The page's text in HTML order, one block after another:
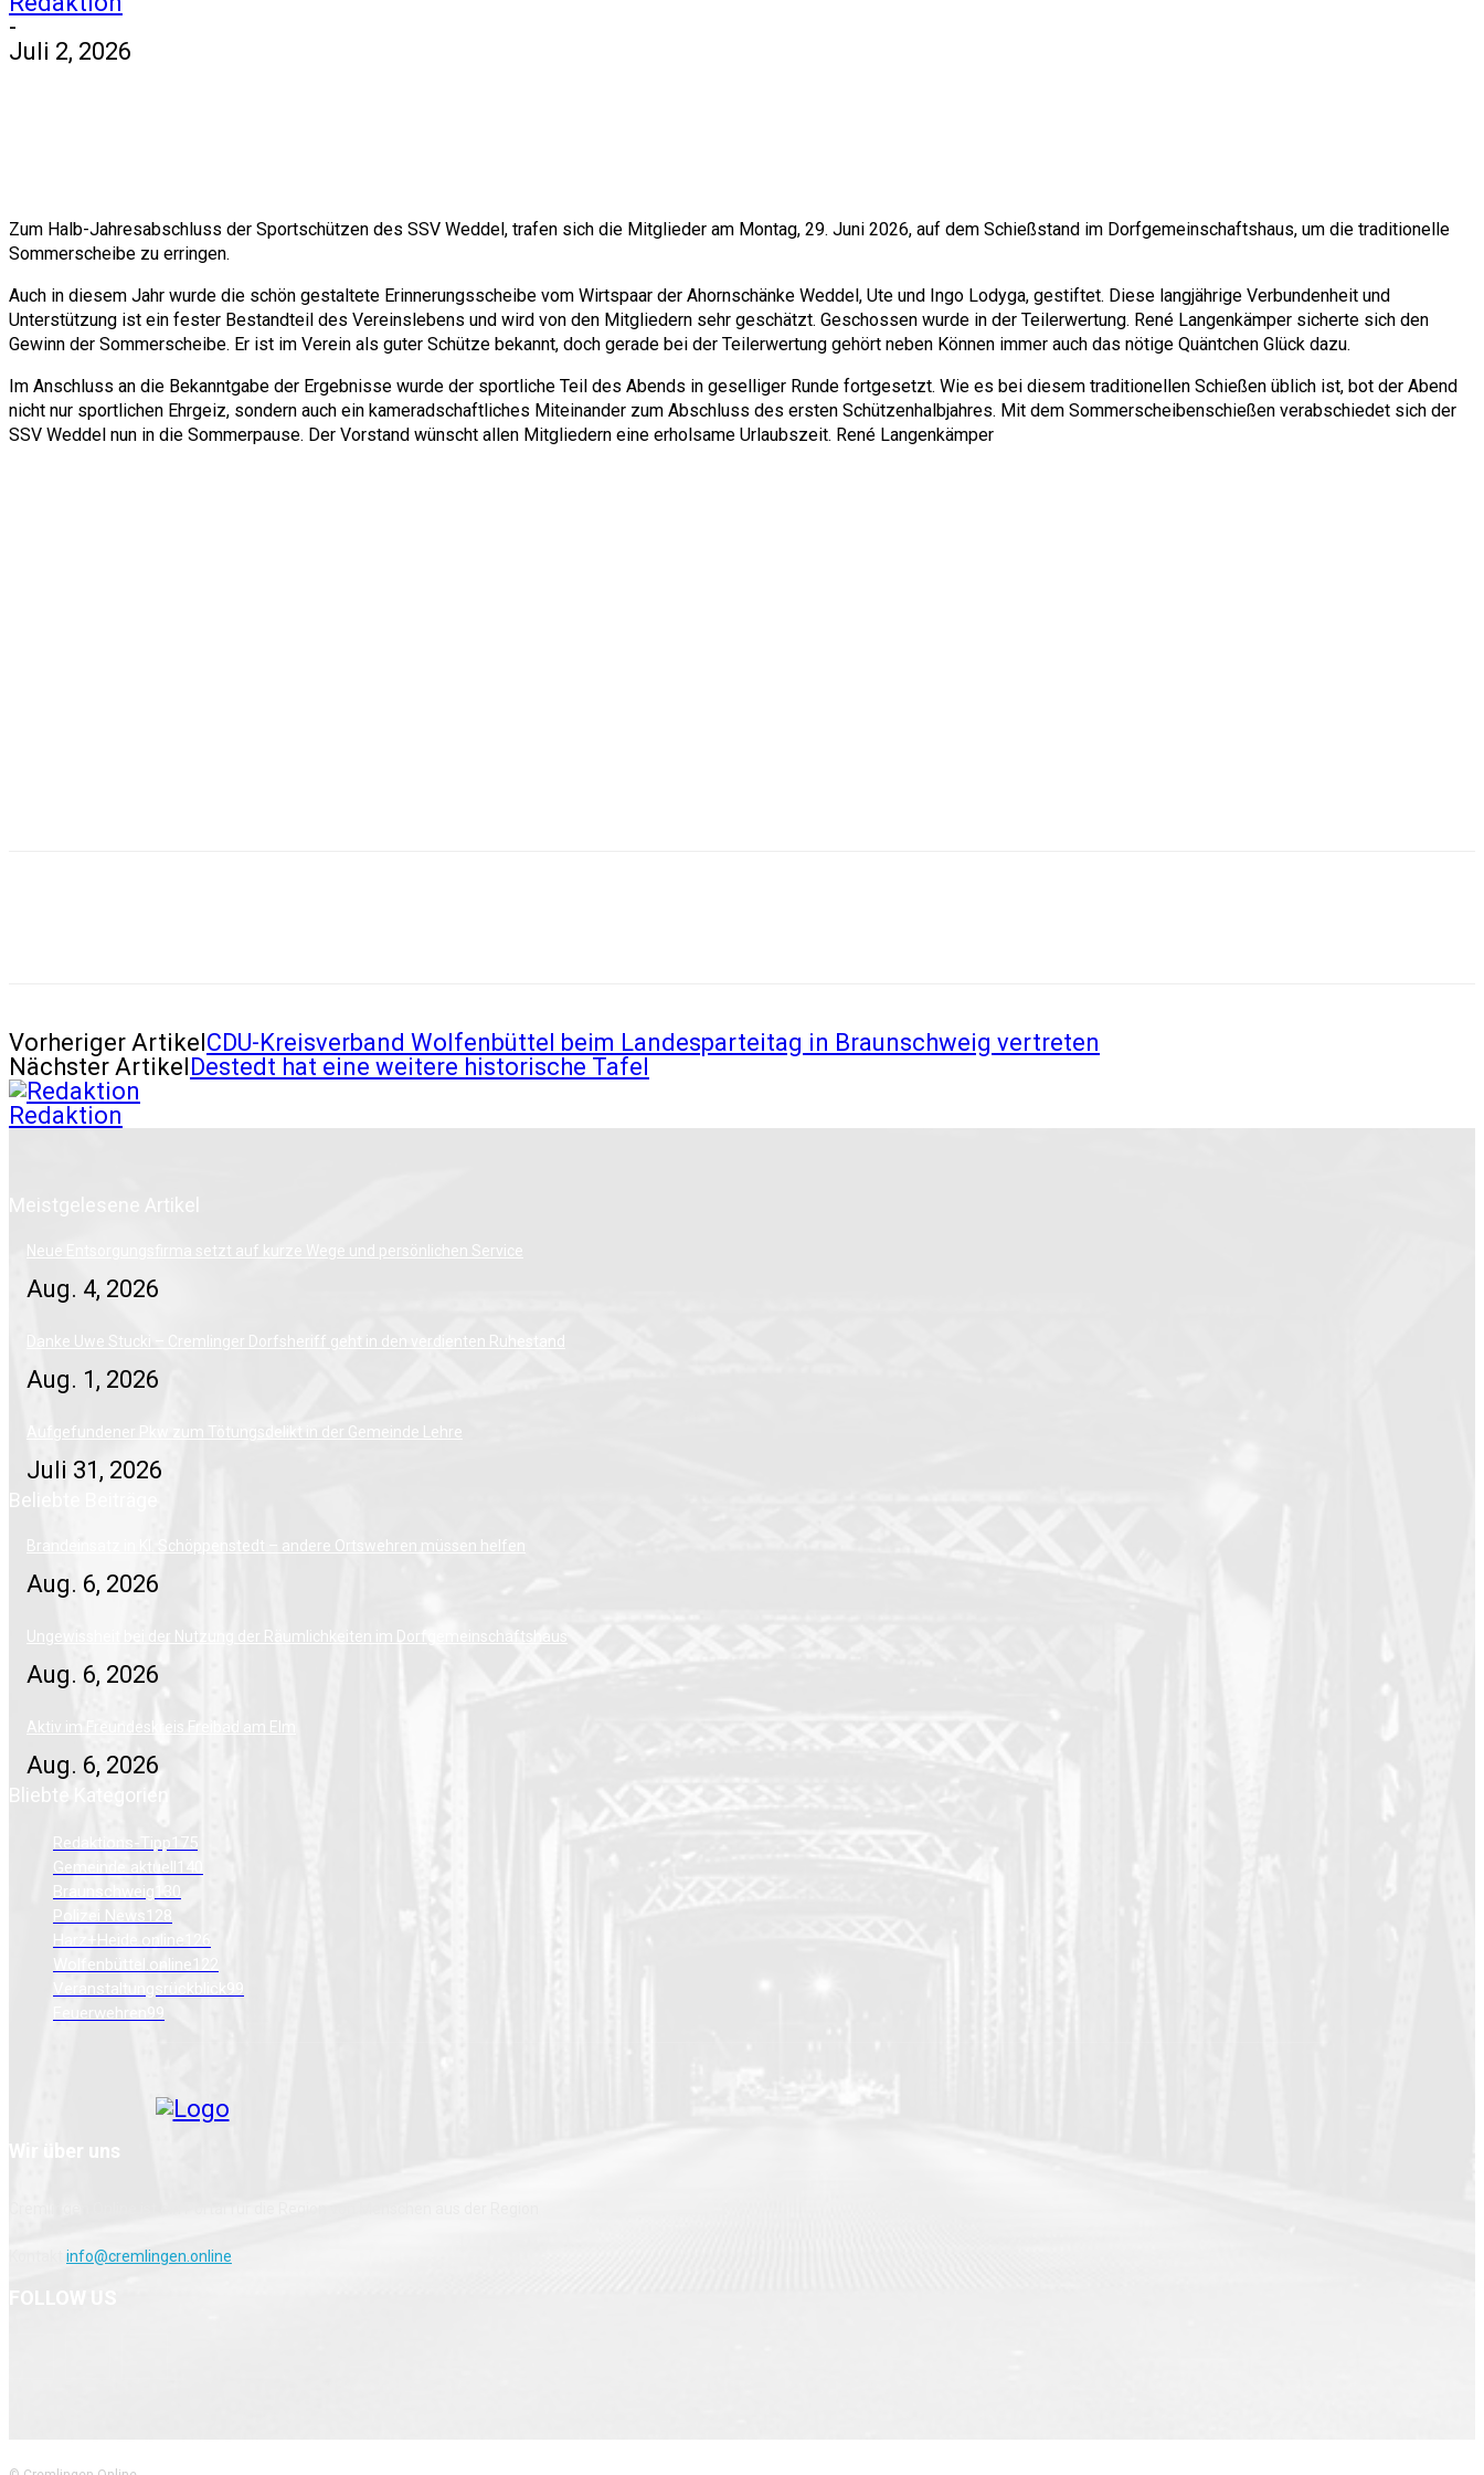
-
Juli 2, 2026
Zum Halb-Jahresabschluss der Sportschützen des SSV Weddel, trafen sich die Mitglieder am Montag, 29. Juni 2026, auf dem Schießstand im Dorfgemeinschaftshaus, um die traditionelle
Sommerscheibe zu erringen.
Auch in diesem Jahr wurde die schön gestaltete Erinnerungsscheibe vom Wirtspaar der Ahornschänke Weddel, Ute und Ingo Lodyga, gestiftet. Diese langjährige Verbundenheit und
Unterstützung ist ein fester Bestandteil des Vereinslebens und wird von den Mitgliedern sehr geschätzt. Geschossen wurde in der Teilerwertung. René Langenkämper sicherte sich den
Gewinn der Sommerscheibe. Er ist im Verein als guter Schütze bekannt, doch gerade bei der Teilerwertung gehört neben Können immer auch das nötige Quäntchen Glück dazu.
Im Anschluss an die Bekanntgabe der Ergebnisse wurde der sportliche Teil des Abends in geselliger Runde fortgesetzt. Wie es bei diesem traditionellen Schießen üblich ist, bot der Abend
nicht nur sportlichen Ehrgeiz, sondern auch ein kameradschaftliches Miteinander zum Abschluss des ersten Schützenhalbjahres. Mit dem Sommerscheibenschießen verabschiedet sich der
SSV Weddel nun in die Sommerpause. Der Vorstand wünscht allen Mitgliedern eine erholsame Urlaubszeit. René Langenkämper
Vorheriger ArtikelCDU-Kreisverband Wolfenbüttel beim Landesparteitag in Braunschweig vertreten
Nächster ArtikelDestedt hat eine weitere historische Tafel
Redaktion
Meistgelesene Artikel
Neue Entsorgungsfirma setzt auf kurze Wege und persönlichen Service
Aug. 4, 2026
Danke Uwe Stucki – Cremlinger Dorfsheriff geht in den verdienten Ruhestand
Aug. 1, 2026
Aufgefundener Pkw zum Tötungsdelikt in der Gemeinde Lehre
Juli 31, 2026
Beliebte Beiträge
Brandeinsatz in Kl. Schöppenstedt – andere Ortswehren müssen helfen
Aug. 6, 2026
Ungewissheit bei der Nutzung der Räumlichkeiten im Dorfgemeinschaftshaus
Aug. 6, 2026
Aktiv im Freundeskreis Freibad am Elm
Aug. 6, 2026
Bliebte Kategorien
Redaktions-Tipp
175
Gemeinde aktuell 140
Braunschweig 130
Polizei News128
Harz+Heide.online
Wolfenbüttel.online122
Veranstaltungsrückblick
99
Feuerwehren
Wir über uns
info@cremlingen.online